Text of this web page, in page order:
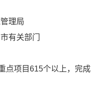
理局
有关部门
点项目615个以上，完成